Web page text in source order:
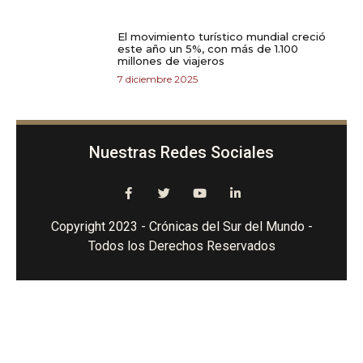
El movimiento turístico mundial creció
este año un 5%, con más de 1.100
millones de viajeros
7 diciembre 2025
Nuestras Redes Sociales
Copyright 2023 - Crónicas del Sur del Mundo -
Todos los Derechos Reservados